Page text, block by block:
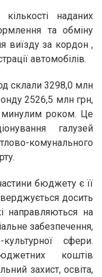
наданих
та обміну
виїзду за кордон ,
автомобілів.
склали 3298,0 млн
2526,5 млн грн,
минулим роком. Це
галузей
комунального
бюджету є її
досить
направляються на
забезпечення,
сфери.
коштів
захист, освіта,